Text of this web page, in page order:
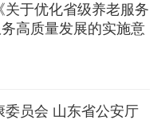
于优化省级养老服务
高质量发展的实施意
委员会 山东省公安厅